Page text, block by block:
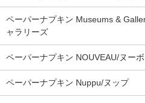
ペーパーナプキン Museums &
ャラリーズ
ペーパーナプキン NOUVEAU/ヌー
ペーパーナプキン Nuppu/ヌップ